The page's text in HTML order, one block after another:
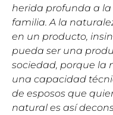
herida profunda a
familia. A la
en un producto,
pueda ser una
sociedad, porque la
una capacidad
de esposos que
natural es así